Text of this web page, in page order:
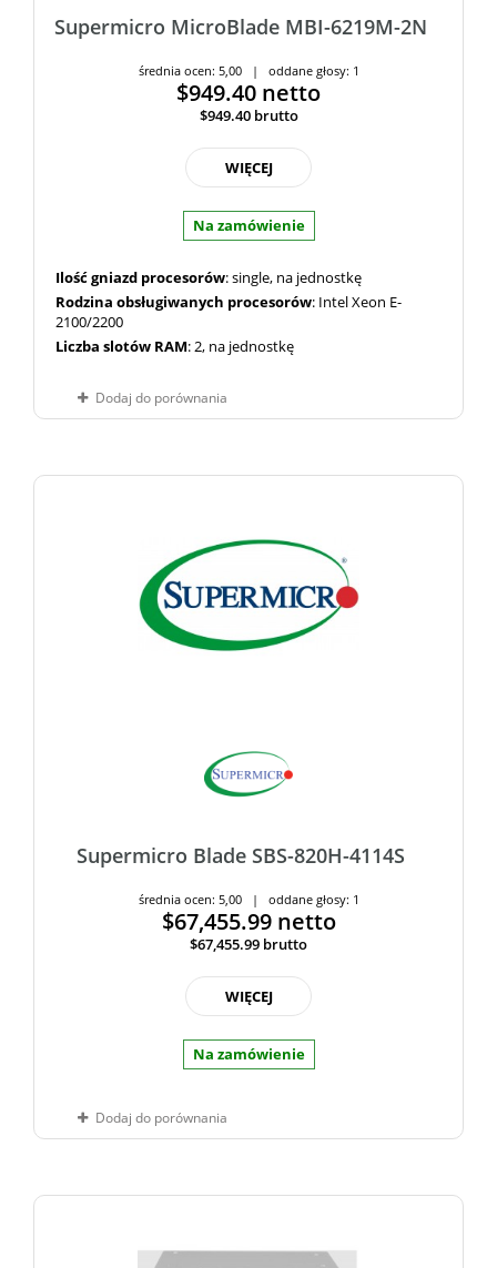
Supermicro MicroBlade MBI-6219M-2N
średnia ocen: 5,00 | oddane głosy: 1
$949.40 netto
$949.40 brutto
WIĘCEJ
Na zamówienie
Ilość gniazd procesorów: single, na jednostkę
Rodzina obsługiwanych procesorów: Intel Xeon E-
2100/2200
Liczba slotów RAM: 2, na jednostkę
Dodaj do porównania
Supermicro Blade SBS-820H-4114S
średnia ocen: 5,00 | oddane głosy: 1
$67,455.99 netto
$67,455.99 brutto
WIĘCEJ
Na zamówienie
Dodaj do porównania